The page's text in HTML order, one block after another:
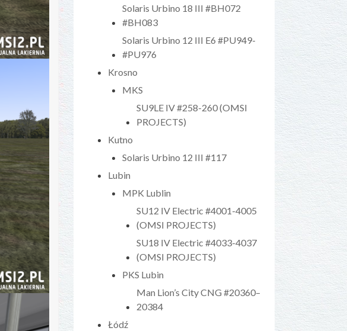
Solaris Urbino 18 III #BH072
#BH083
Solaris Urbino 12 III E6 #PU949-
#PU976
Krosno
MKS
SU9LE IV #258-260 (OMSI
PROJECTS)
Kutno
Solaris Urbino 12 III #117
Lubin
MPK Lublin
SU12 IV Electric #4001-4005
(OMSI PROJECTS)
SU18 IV Electric #4033-4037
(OMSI PROJECTS)
PKS Lubin
Man Lion’s City CNG #20360–
20384
Łódź